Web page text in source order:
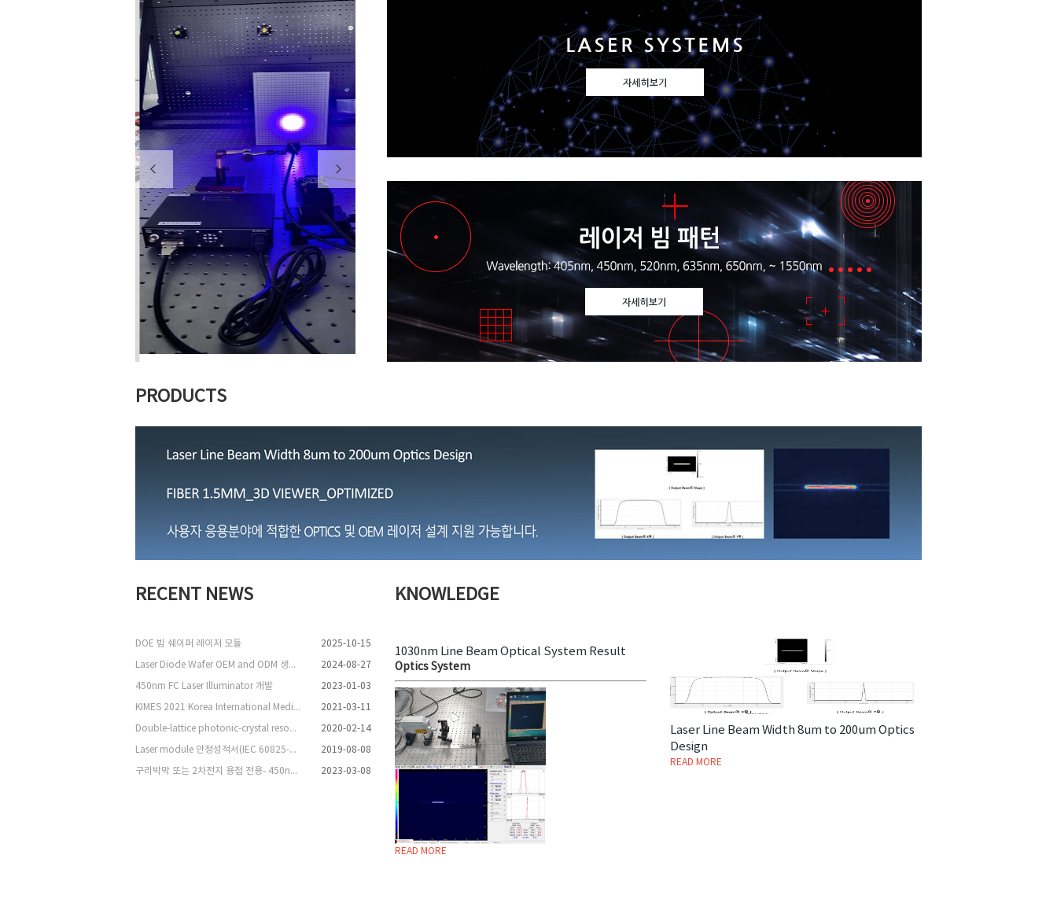
PRODUCTS
RECENT NEWS
DOE 빔 쉐이퍼 레이저 모듈 2025-10-15
Laser Diode Wafer OEM and ODM 생산 협약 2024-08-27
450nm FC Laser Illuminator 개발 2023-01-03
KIMES 2021 Korea International Medical & Hospital Equipment Show 참여 2021-03-11
Double-lattice photonic-crystal resonators enabling high-brightness semiconductor lasers with symmetric narrow-divergence beams 2020-02-14
Laser module 안정성적서(IEC 60825-1) Class 1 갱신 완료 2019-08-08
구리박막 또는 2차전지 용접 전용- 450nm 13W, 20W 파이버 레이저 출시 2023-03-08
KNOWLEDGE
1030nm Line Beam Optical System Result
Optics System
READ MORE
Laser Line Beam Width 8um to 200um Optics
Design
READ MORE